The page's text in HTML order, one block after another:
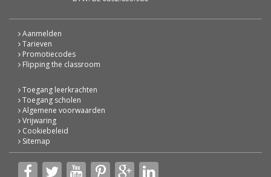
Aanmelden
Tarieven
Promotiecodes
Flipping the classroom
Toegang leerkrachten
Toegang scholen
Algemene voorwaarden
Vrijwaring
Cookiebeleid
Sitemap